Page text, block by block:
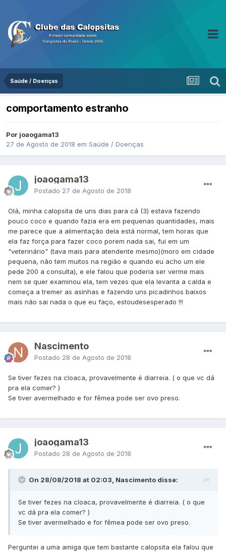
Saúde / Doenças
comportamento estranho
Por joaogama13
27 de Agosto de 2018 em Saúde / Doenças
joaogama13
Postado 27 de Agosto de 2018
Olá, minha calopsita de uns dias para cá (3) estava fazendo
pouco coco e quando fazia era em pequenas quantidades, mais
me parece que a alimentação dela está normal, tem horas que
ela faz força para fazer coco porem nada sai, fui em um
"veterinário" (tava mais para atendente mesmo)(moro em cidade
pequena, não tem muitos na região e quando eu acho um ele
pede 200 a consulta), e ele falou que poderia ser verme mais
nem se quer examinou ela, tem vezes que ela levanta a calda e
começa a tremer as asinhas e fazendo uns picadinhos baixos
mais não sai nada o que eu faço, estoudesesperado !!!
Nascimento
Postado 28 de Agosto de 2018
Se tiver fezes na cloaca, provavelmente é diarreia. ( o que vc dá
pra ela comer? )
Se tiver avermelhado e for fêmea pode ser ovo preso.
joaogama13
Postado 28 de Agosto de 2018
On 28/08/2018 at 02:03, Nascimento disse:
Se tiver fezes na cloaca, provavelmente é diarreia. ( o que
vc dá pra ela comer? )
Se tiver avermelhado e for fêmea pode ser ovo preso.
Perguntei a uma amiga que tem bastante calopsita ela falou que